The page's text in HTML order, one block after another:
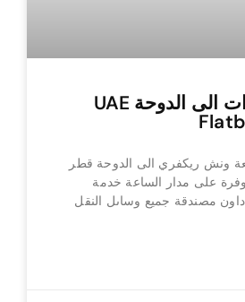
سطحة الامارات الى الدوحة UAE
ونش ريكفري الى الدوحة قطر
على مدار الساعة خدمة
مصندقة جميع وساىل النقل